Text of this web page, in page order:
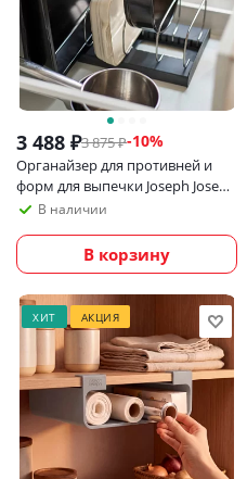
3 488 ₽3 875₽-10%
Органайзер для противней и
форм для выпечки Joseph Joseph
Drawerstore
В наличии
В корзину
ХИТ АКЦИЯ